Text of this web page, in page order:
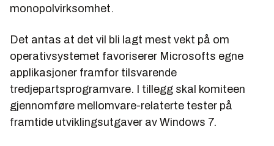
monopolvirksomhet.
Det antas at det vil bli lagt mest vekt på om
operativsystemet favoriserer Microsofts egne
applikasjoner framfor tilsvarende
tredjepartsprogramvare. I tillegg skal komiteen
gjennomføre mellomvare-relaterte tester på
framtide utviklingsutgaver av Windows 7.